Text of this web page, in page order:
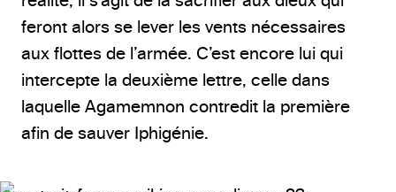
feront alors se lever les vents nécessaires
aux flottes de l’armée. C’est encore lui qui
intercepte la deuxième lettre, celle dans
laquelle Agamemnon contredit la première
afin de sauver Iphigénie.